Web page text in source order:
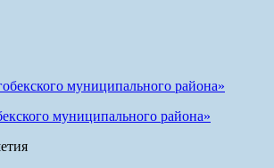
муниципального района»